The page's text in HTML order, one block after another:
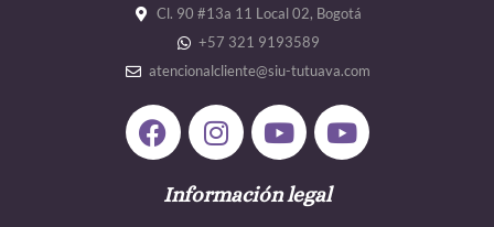
Cl. 90 #13a 11 Local 02, Bogotá
+57 321 9193589
atencionalcliente@siu-tutuava.com
F
a
e
I
n
t
Y
o
t
Y
o
Información legal